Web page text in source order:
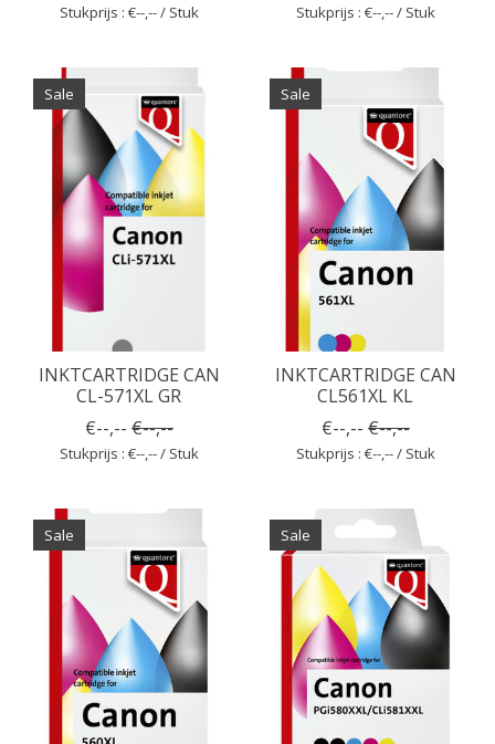
Stukprijs : €--,-- / Stuk Stukprijs : €--,-- / Stuk
Sale
INKTCARTRIDGE CAN
CL-571XL GR
€--,-- €--,--
Stukprijs : €--,-- / Stuk
Sale
INKTCARTRIDGE CAN
CL561XL KL
€--,-- €--,--
Stukprijs : €--,-- / Stuk
Sale Sale